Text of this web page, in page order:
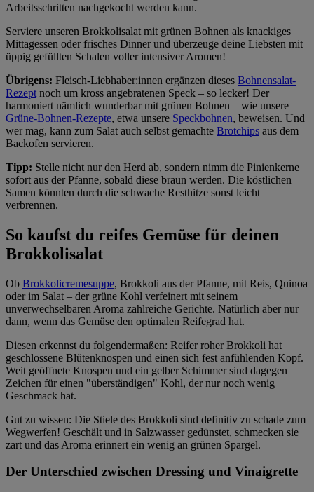
Arbeitsschritten nachgekocht werden kann.
Serviere unseren Brokkolisalat mit grünen Bohnen als knackiges
Mittagessen oder frisches Dinner und überzeuge deine Liebsten mit
üppig gefüllten Schalen voller intensiver Aromen!
Übrigens: Fleisch-Liebhaber:innen ergänzen dieses Bohnensalat-
Rezept noch um kross angebratenen Speck – so lecker! Der
harmoniert nämlich wunderbar mit grünen Bohnen – wie unsere
Grüne-Bohnen-Rezepte, etwa unsere Speckbohnen, beweisen. Und
wer mag, kann zum Salat auch selbst gemachte Brotchips aus dem
Backofen servieren.
Tipp: Stelle nicht nur den Herd ab, sondern nimm die Pinienkerne
sofort aus der Pfanne, sobald diese braun werden. Die köstlichen
Samen könnten durch die schwache Resthitze sonst leicht
verbrennen.
So kaufst du reifes Gemüse für deinen
Brokkolisalat
Ob Brokkolicremesuppe, Brokkoli aus der Pfanne, mit Reis, Quinoa
oder im Salat – der grüne Kohl verfeinert mit seinem
unverwechselbaren Aroma zahlreiche Gerichte. Natürlich aber nur
dann, wenn das Gemüse den optimalen Reifegrad hat.
Diesen erkennst du folgendermaßen: Reifer roher Brokkoli hat
geschlossene Blütenknospen und einen sich fest anfühlenden Kopf.
Weit geöffnete Knospen und ein gelber Schimmer sind dagegen
Zeichen für einen "überständigen" Kohl, der nur noch wenig
Geschmack hat.
Gut zu wissen: Die Stiele des Brokkoli sind definitiv zu schade zum
Wegwerfen! Geschält und in Salzwasser gedünstet, schmecken sie
zart und das Aroma erinnert ein wenig an grünen Spargel.
Der Unterschied zwischen Dressing und Vinaigrette